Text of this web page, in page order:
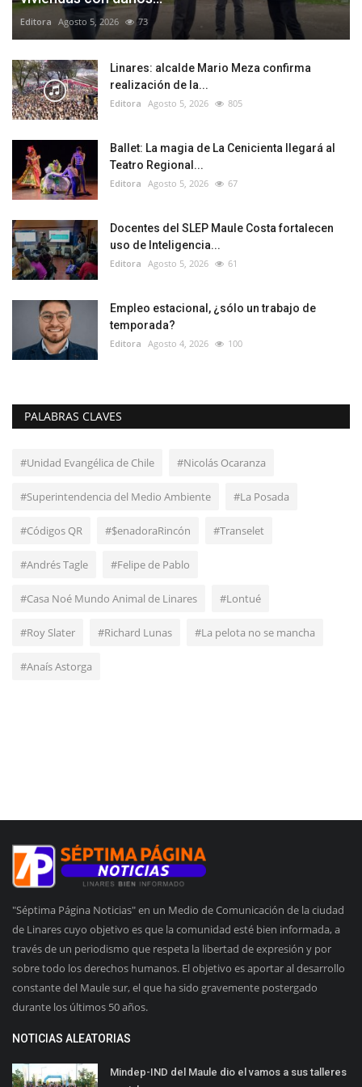
Editora Agosto 5, 2026 73
Linares: alcalde Mario Meza confirma
realización de la...
Editora Agosto 5, 2026 805
Ballet: La magia de La Cenicienta llegará al
Teatro Regional...
Editora Agosto 5, 2026 67
Docentes del SLEP Maule Costa fortalecen
uso de Inteligencia...
Editora Agosto 5, 2026 61
Empleo estacional, ¿sólo un trabajo de
temporada?
Editora Agosto 4, 2026 100
PALABRAS CLAVES
#Unidad Evangélica de Chile #Nicolás Ocaranza
#Superintendencia del Medio Ambiente #La Posada
#Códigos QR #$enadoraRincón #Transelet
#Andrés Tagle #Felipe de Pablo
#Casa Noé Mundo Animal de Linares #Lontué
#Roy Slater #Richard Lunas #La pelota no se mancha
#Anaís Astorga
"Séptima Página Noticias" en un Medio de Comunicación de la ciudad
de Linares cuyo objetivo es que la comunidad esté bien informada, a
través de un periodismo que respeta la libertad de expresión y por
sobre todo los derechos humanos. El objetivo es aportar al desarrollo
constante del Maule sur, el que ha sido gravemente postergado
durante los últimos 50 años.
NOTICIAS ALEATORIAS
Mindep-IND del Maule dio el vamos a sus talleres